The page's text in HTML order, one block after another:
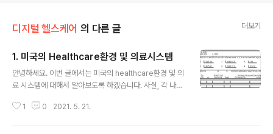
디지털 헬스케어 의 다른 글 더보기
1. 미국의 Healthcare환경 및 의료시스템
안녕하세요. 이번 글에서는 미국의 healthcare환경 및 의
료 시스템에 대해서 알아보도록 하겠습니다. 사실, 각 나라
국의 의료환경, 미국의 의료환경이 각각 다르죠. 물론 우리
1 0 2021. 5. 21.